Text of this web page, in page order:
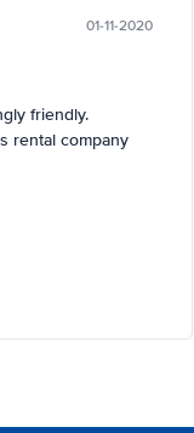
01-11-2020
friendly.
rental company